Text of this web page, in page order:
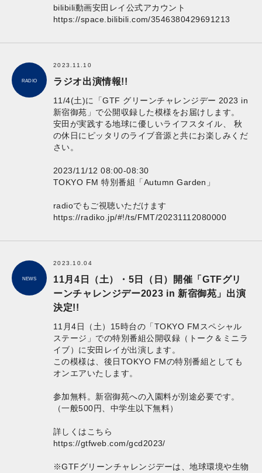
bilibili動画安田レイ公式アカウント
https://space.bilibili.com/3546380429691213
RADIO
2023.11.10
ラジオ出演情報!!
11/4(土)に「GTF グリーンチャレンジデー 2023 in
新宿御苑」で公開収録した模様をお届けします。
安田が実践する地球に優しいライフスタイル、 秋
の休日にピッタリのライブ音源と共にお楽しみくだ
さい。
2023/11/12 08:00-08:30
TOKYO FM 特別番組「Autumn Garden」
radioでもご視聴いただけます
https://radiko.jp/#!/ts/FMT/20231112080000
NEWS
2023.10.04
11月4日（土）・5日（日）開催「GTFグリ
ーンチャレンジデー2023 in 新宿御苑」出演
決定!!
11月4日（土）15時台の「TOKYO FMスペシャル
ステージ」での特別番組公開収録（トーク＆ミニラ
イブ）に安田レイが出演します。
この模様は、後日TOKYO FMの特別番組としても
オンエアいたします。
参加無料。新宿御苑への入園料が別途必要です。
（一般500円、中学生以下無料）
詳しくはこちら
https://gtfweb.com/gcd2023/
※GTFグリーンチャレンジデーは、地球環境や生物